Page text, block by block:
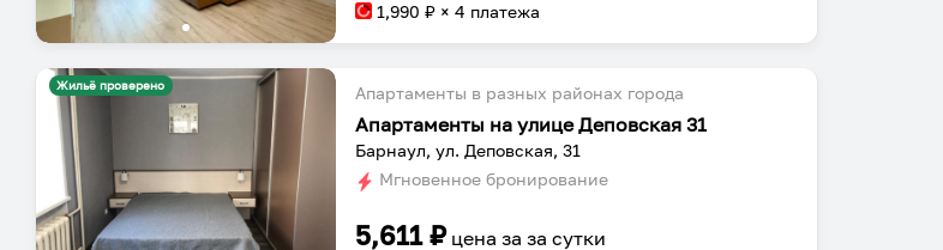
1,990 ₽ × 4 платежа
Жильё проверено Апартаменты в разных районах города
Апартаменты на улице Деповская 31
Барнаул, ул. Деповская, 31
Мгновенное бронирование
5,611₽ цена заза сутки